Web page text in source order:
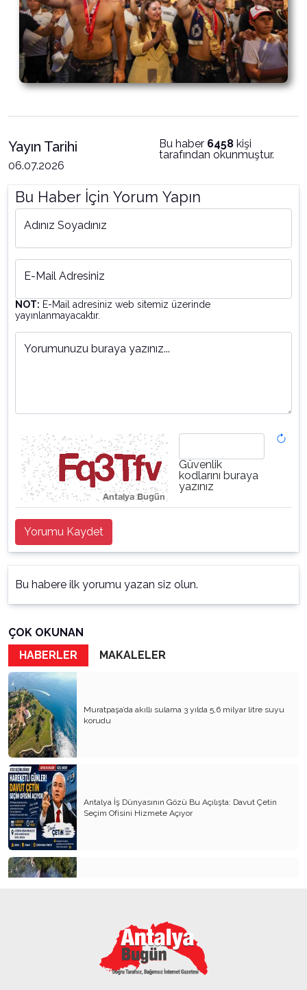
Yayın Tarihi
06.07.2026
Bu haber 6458 kişi
tarafından okunmuştur.
Bu Haber İçin Yorum Yapın
Adınız Soyadınız
E-Mail Adresiniz
NOT: E-Mail adresiniz web sitemiz üzerinde
yayınlanmayacaktır.
Yorumunuzu buraya yazınız...
Güvenlik
kodlarını buraya
yazınız
Yorumu Kaydet
Bu habere ilk yorumu yazan siz olun.
ÇOK OKUNAN
HABERLER
MAKALELER
Muratpaşa’da akıllı sulama 3 yılda 5,6 milyar litre suyu
korudu
Antalya İş Dünyasının Gözü Bu Açılışta: Davut Çetin
Seçim Ofisini Hizmete Açıyor